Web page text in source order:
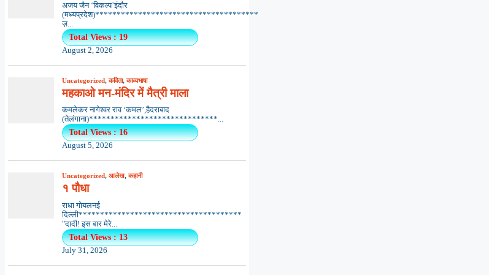
अजय जैन ‘विकल्प’इंदौर
(मध्यप्रदेश)**************************************
ज़...
Total Views : 19
August 2, 2026
Uncategorized,कविता,काव्यभाषा
महकाओ मन-मंदिर में मैत्री माला
कमलेकर नागेश्वर राव ‘कमल’,हैदराबाद
(तेलंगाना)******************************...
Total Views : 16
August 5, 2026
Uncategorized, आलेख,कहानी
१ पौधा
राधा गोयलनई
दिल्ली**************************************
"दादी! इस बार मेरे...
Total Views : 13
July 31, 2026